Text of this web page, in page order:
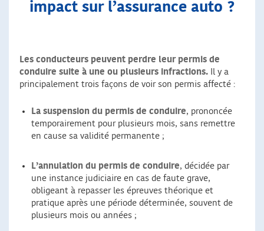
impact sur l’assurance auto ?
Les conducteurs peuvent perdre leur permis de
conduire suite à une ou plusieurs infractions. Il y a
principalement trois façons de voir son permis affecté :
La suspension du permis de conduire, prononcée
temporairement pour plusieurs mois, sans remettre
en cause sa validité permanente ;
L’annulation du permis de conduire, décidée par
une instance judiciaire en cas de faute grave,
obligeant à repasser les épreuves théorique et
pratique après une période déterminée, souvent de
plusieurs mois ou années ;